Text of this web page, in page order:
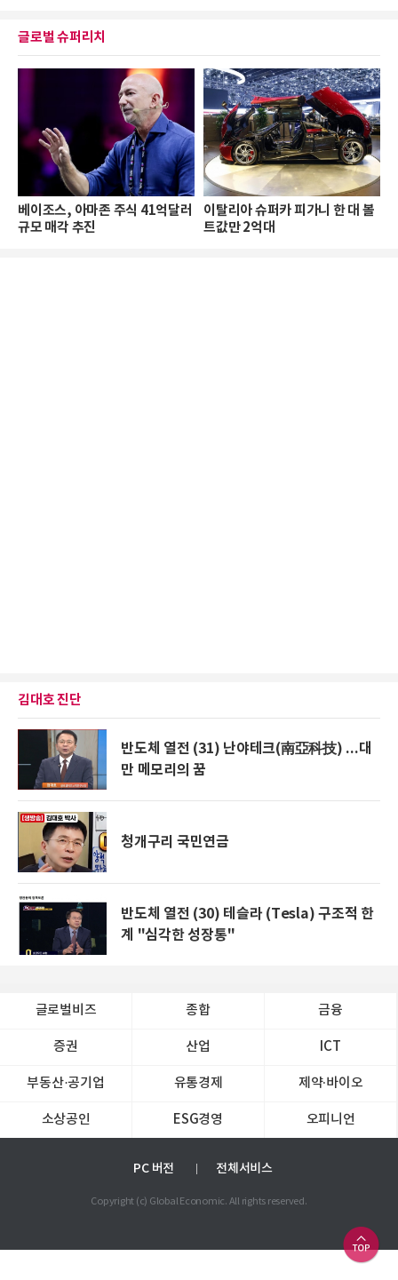
글로벌 슈퍼리치
베이조스, 아마존 주식 41억달러
규모 매각 추진
이탈리아 슈퍼카 피가니 한 대 볼
트값만 2억대
김대호 진단
반도체 열전 (31) 난야테크(南亞科技) ...대
만 메모리의 꿈
청개구리 국민연금
반도체 열전 (30) 테슬라 (Tesla) 구조적 한
계 "심각한 성장통"
글로벌비즈 종합 금융
증권 산업 ICT
부동산·공기업 유통경제 제약∙바이오
소상공인 ESG경영 오피니언
PC 버전 전체서비스
Copyright (c) Global Economic. All rights reserved.